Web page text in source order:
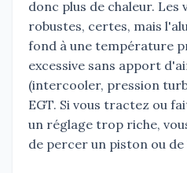
donc plus de chaleur. Les
robustes, certes, mais
fond à une température
excessive sans apport
(intercooler, pression
EGT. Si vous tractez ou
un réglage trop riche,
de percer un piston ou